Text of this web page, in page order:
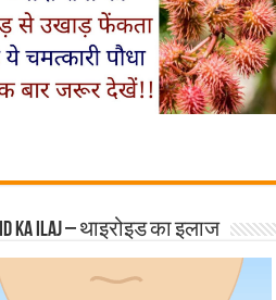
ka ilaj – थाइरोइड का इलाज